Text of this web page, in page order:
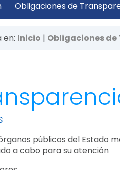
Obligaciones de
en: Inicio | Obligaciones
públicos del Estado
a cabo para su atención